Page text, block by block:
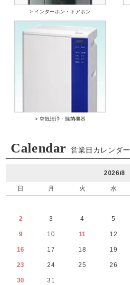
> インターホン・ドアホン
> 空気清浄・除菌機器
Calendar 営業日カレンダー
2026/8
日 月 火 水
2 3 4 5
9 10 11 12
16 17 18 19
23 24 25 26
30 31